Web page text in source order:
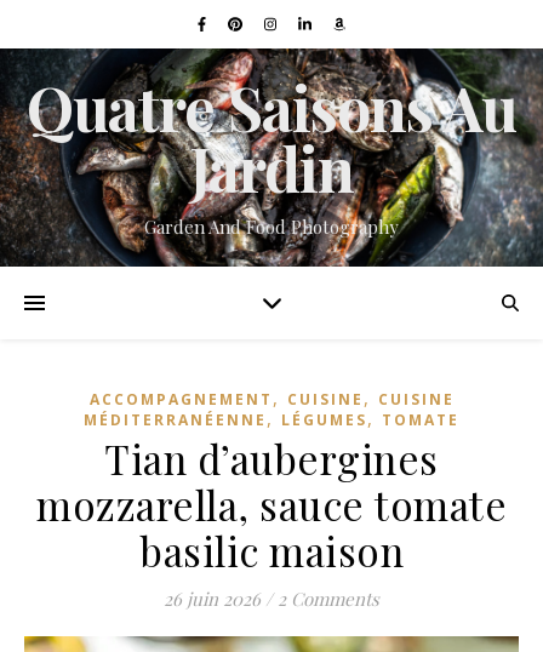
Quatre Saisons Au
Jardin
Garden And Food Photography
ACCOMPAGNEMENT , CUISINE , CUISINE
MÉDITERRANÉENNE , LÉGUMES, TOMATE
Tian d’aubergines
mozzarella, sauce tomate
basilic maison
26 juin 2026 / 2 Comments